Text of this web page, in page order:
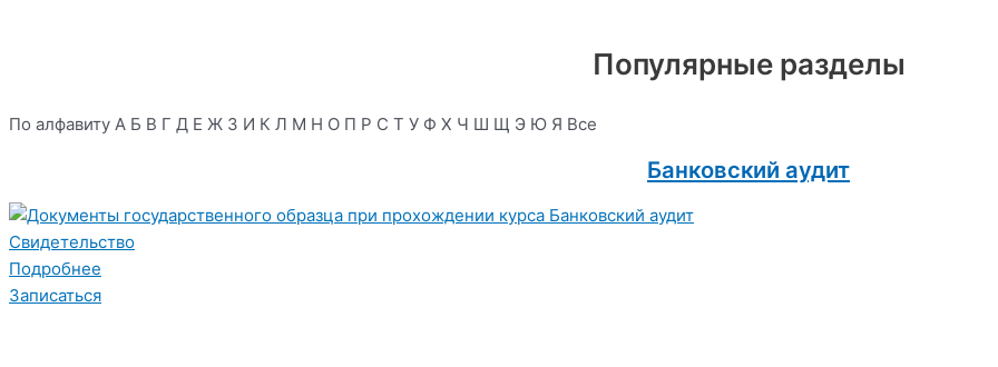
Популярные разделы
По алфавиту А Б В Г Д Е Ж З И К Л М Н О П Р С Т У Ф Х Ч Ш Щ Э Ю Я Все
Банковский аудит
Свидетельство
Подробнее
Записаться